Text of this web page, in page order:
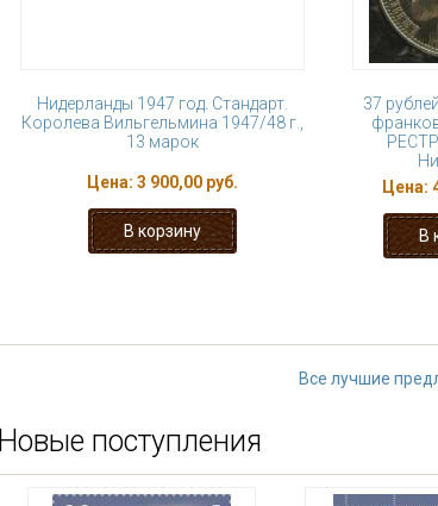
Нидерланды 1947 год. Стандарт.
Королева Вильгельмина 1947/48 г.,
13 марок
Цена: 3 900,00 руб.
37
Цена:
Все лучшие
Новые поступления